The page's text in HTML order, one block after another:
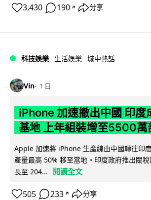
3,430 190 ↗ 分享
科技娛樂 生活娛樂 城中熱話
Vin 1 日
iPhone 加速撤出中國 印度
基地 上年組裝增至5500萬
Apple 加速將 iPhone 生產線由中國轉往印
產量最高 50% 移至當地。印度政府推出關
長至 204...
閱讀全文
505 233 ↗ 分享